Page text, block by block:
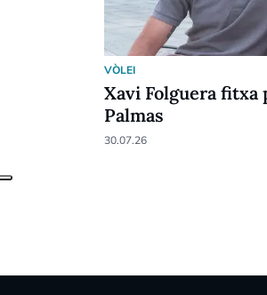
VÒLEI
Xavi Folguera fitxa
Palmas
30.07.26